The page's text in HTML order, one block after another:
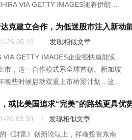
VIA GETTY IMAGES随着伊朗能
各国车主们的出行成本压力持续加剧。
国、越南和菲律宾的...
克建立合作，为低迷股市注入新动
26 05:19
发现相似文章
VIA GETTY IMAGES企业很快就能实
市，这一合作模式系全球首创。新加坡
些时候启动双重上市桥梁计划，这是
力推出的重要举措。长期以来，该交易
他交易方面始终落后于香...
或比美国追求“完美”的路线更具优
20 03:30
发现相似文章
《财富》创新论坛上，祥峰投资东南